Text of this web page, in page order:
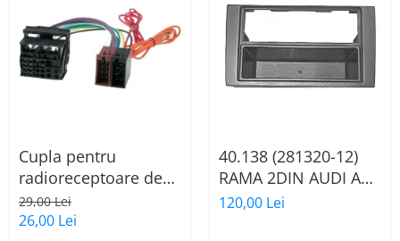
Cupla pentru
radioreceptoare de
fabrica Audi, Skoda,
VW la conector ISO
29,00 Lei
26,00 Lei
40.138 (281320-12)
RAMA 2DIN AUDI A4
B6/B7, 2000-2009
120,00 Lei